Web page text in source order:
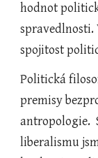
hodnot
spravedlnosti.
spojitost
Politická
premisy
antropologie.
liberalismu